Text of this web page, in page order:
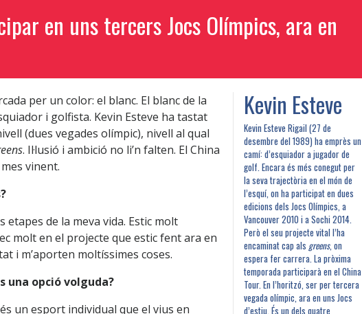
en uns tercers Jocs Olímpics, ara en
per un color: el blanc. El blanc de la
i golfista. Kevin Esteve ha tastat
(dues vegades olímpic), nivell al qual
. Il·lusió i ambició no li’n falten. El China
vinent.
etapes de la meva vida. Estic molt
molt en el projecte que estic fent ara en
i m’aporten moltíssimes coses.
una opció volguda?
un esport individual que el vius en
Kevin Esteve
Kevin Esteve Rigail (27 de
desembre del 1989) ha emprès un
camí: d’esquiador a jugador de
golf. Encara és més conegut per
la seva trajectòria en el món de
l’esquí, on ha participat en dues
edicions dels Jocs Olímpics, a
Vancouver 2010 i a Sochi 2014.
Però el seu projecte vital l’ha
encaminat cap als greens, on
espera fer carrera. La pròxima
temporada participarà en el China
Tour. En l’horitzó, ser per tercera
vegada olímpic, ara en uns Jocs
d’estiu. És un dels quatre